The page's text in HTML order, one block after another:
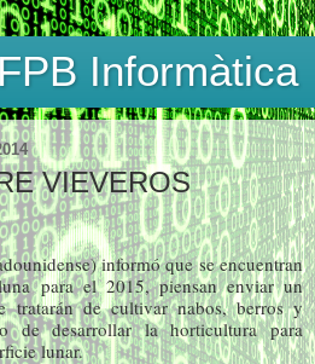
Informàtica
VIEVEROS
informó que se encuentran
para el 2015, piensan enviar un
tratarán de cultivar nabos, berros y
de desarrollar la horticultura para
lunar.